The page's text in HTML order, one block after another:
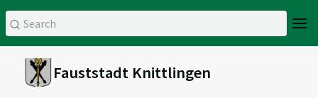
Fauststadt Knittlingen